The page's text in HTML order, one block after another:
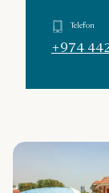
Telefon
+974